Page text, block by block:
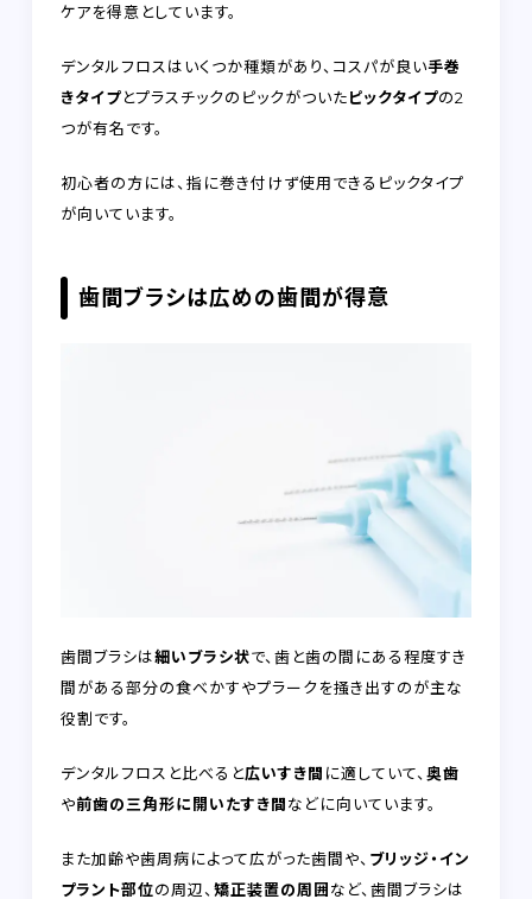
ケアを得意としています。
デンタルフロスはいくつか種類があり、コスパが良い手巻
きタイプとプラスチックのピックがついたピックタイプの2
つが有名です。
初心者の方には、指に巻き付けず使用できるピックタイプ
が向いています。
歯間ブラシは広めの歯間が得意
歯間ブラシは細いブラシ状で、歯と歯の間にある程度すき
間がある部分の食べかすやプラークを掻き出すのが主な
役割です。
デンタルフロスと比べると広いすき間 に適していて、奥歯
や前歯の三角形に開いたすき間などに向いています。
また加齢や歯周病によって広がった歯間や、 ブリッジ・イン
プラント部位の周辺、矯正装置の周囲 など、歯間ブラシは